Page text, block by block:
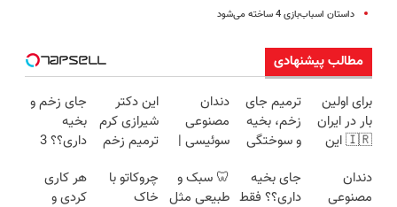
داستان اسباب‌بازی 4 ساخته می‌شود
مطالب پیشنهادی
برای اولین
بار در ایران
🇮🇷 این
ترمیم کننده
23 روزه
ترمیم جای
زخم، بخیه
و سوختگی
هفته!!😍
دندان
مصنوعی
سوئیسی |
مقاوم،
طبیعی!
این دکتر
شیرازی کرم
ترمیم زخم
ساخت!!!
جای زخم و
بخیه
داری؟؟ 3
محوش کن!
دندان
مصنوعی
جای بخیه
داری؟؟ فقط
🦷 سبک و
طبیعی مثل
چروکاتو با
خاک
هر کاری
کردی و